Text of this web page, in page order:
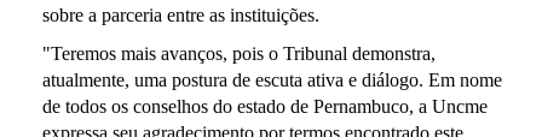
sobre a parceria entre as instituições.
"Teremos mais avanços, pois o Tribunal demonstra,
atualmente, uma postura de escuta ativa e diálogo. Em nome
de todos os conselhos do estado de Pernambuco, a Uncme
expressa seu agradecimento por termos encontrado este